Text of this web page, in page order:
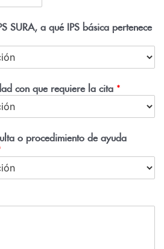
SURA, a qué IPS básica pertenece
con que requiere la cita *
o procedimiento de ayuda